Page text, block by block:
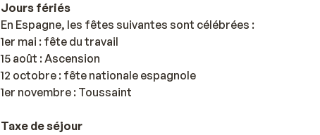
Jours fériés
En Espagne, les fêtes suivantes sont célébrées :
1er mai : fête du travail
15 août : Ascension
12 octobre : fête nationale espagnole
1er novembre : Toussaint
Taxe de séjour